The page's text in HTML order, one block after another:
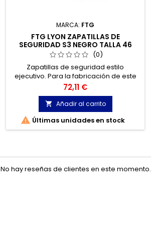
MARCA: FTG
FTG LYON ZAPATILLAS DE
SEGURIDAD S3 NEGRO TALLA 46
(0)
Zapatillas de seguridad estilo
ejecutivo. Para la fabricación de este
zapato se ha utilizado una microfibra
negra. Su interior están fabricado en
tela transpirable.
Precio
72,11 €
 Añadir al carrito
 Últimas unidades en stock
No hay reseñas de clientes en este momento.